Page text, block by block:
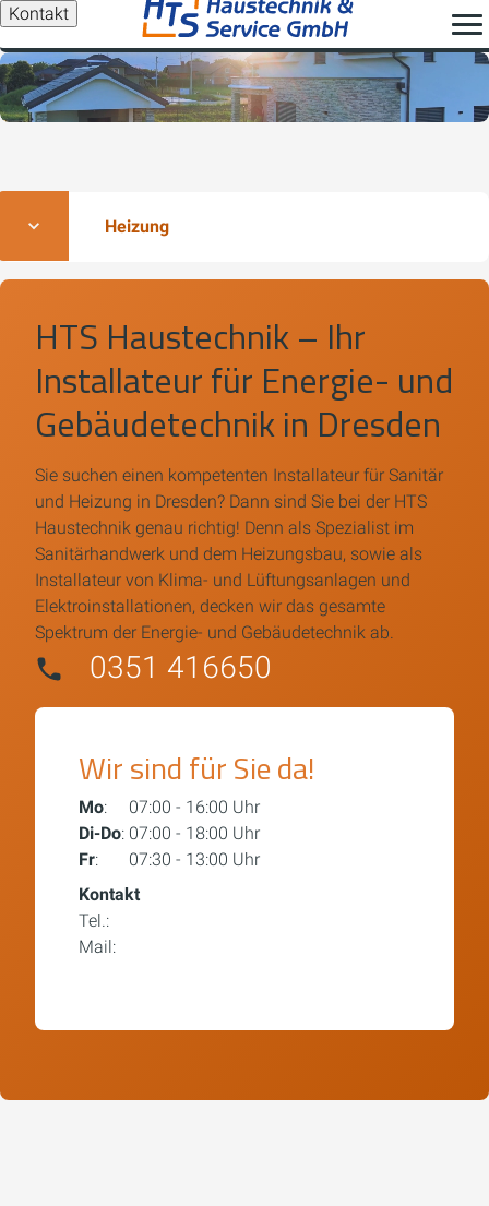
Kontakt
Heizung
HTS Haustechnik – Ihr
Installateur für Energie- und
Gebäudetechnik in Dresden
Sie suchen einen kompetenten Installateur für Sanitär
und Heizung in Dresden? Dann sind Sie bei der HTS
Haustechnik genau richtig! Denn als Spezialist im
Sanitärhandwerk und dem Heizungsbau, sowie als
Installateur von Klima- und Lüftungsanlagen und
Elektroinstallationen, decken wir das gesamte
Spektrum der Energie- und Gebäudetechnik ab.
0351 416650
Wir sind für Sie da!
Mo: 07:00 - 16:00 Uhr
Di-Do: 07:00 - 18:00 Uhr
Fr: 07:30 - 13:00 Uhr
Kontakt
Tel.:
Mail: